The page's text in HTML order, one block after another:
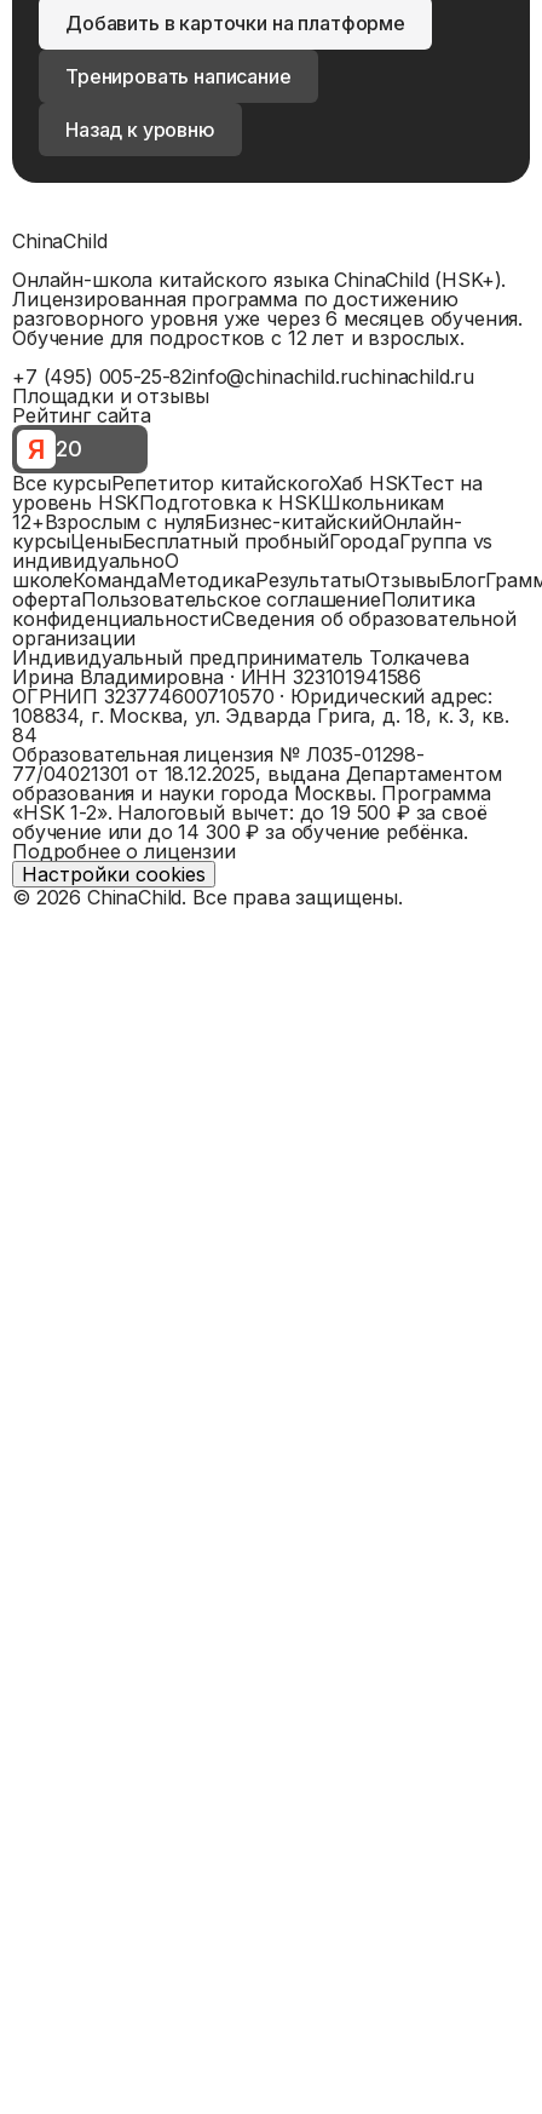
Добавить в карточки на платформе
Тренировать написание
Назад к уровню
ChinaChild
Онлайн-школа китайского языка ChinaChild (HSK+).
Лицензированная программа по достижению
разговорного уровня уже через 6 месяцев обучения.
Обучение для подростков с 12 лет и взрослых.
+7 (495) 005-25-82info@chinachild.ruchinachild.ru
Площадки и отзывы
Рейтинг сайта
Я 20
Все курсыРепетитор китайскогоХаб HSKТест на
уровень HSKПодготовка к HSKШкольникам
12+Взрослым с нуляБизнес-китайскийОнлайн-
курсыЦеныБесплатный пробныйГородаГруппа vs
индивидуальноО
школеКомандаМетодикаРезультатыОтзывыБлог
офертаПользовательское соглашениеПолитика
конфиденциальностиСведения об образовательной
организации
Индивидуальный предприниматель Толкачева
Ирина Владимировна· ИНН323101941586
ОГРНИП 323774600710570 · Юридический адрес:
108834, г. Москва, ул. Эдварда Грига, д. 18, к. 3, кв.
84
Образовательная лицензия № Л035-01298-
77/04021301 от 18.12.2025, выдана Департаментом
образования и науки города Москвы. Программа
«HSK 1-2». Налоговый вычет: до 19 500 ₽ за своё
обучение или до 14 300 ₽ за обучение ребёнка.
Подробнее о лицензии
Настройки cookies
© 2026 ChinaChild. Все права защищены.